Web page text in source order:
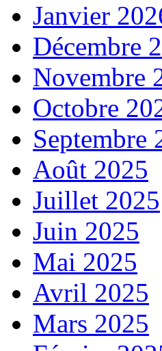
Janvier
Décembre
Novembre
Octobre
Septembre
Août 2025
Juillet 2025
Juin 2025
Mai 2025
Avril 2025
Mars 2025